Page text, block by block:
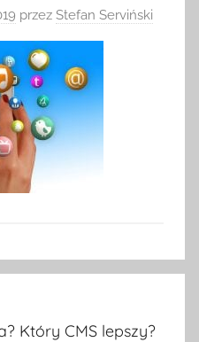
przez Stefan Serviński
Który CMS lepszy?